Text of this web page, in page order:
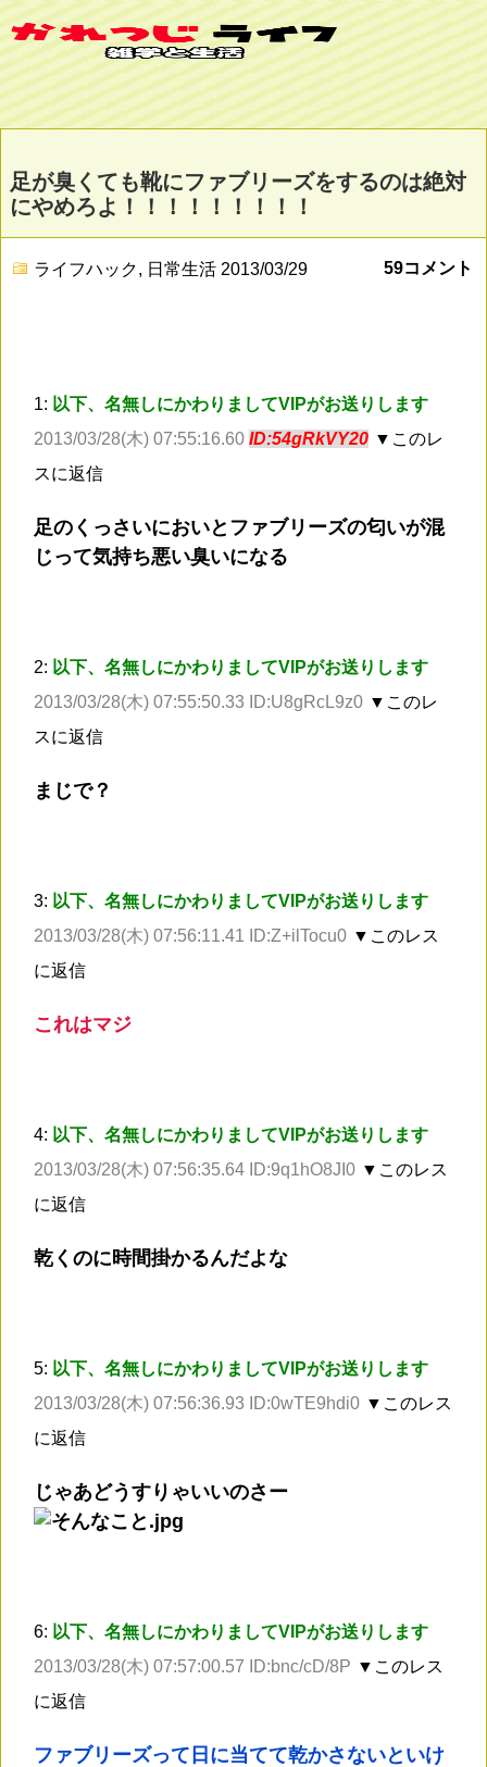
足が臭くても靴にファブリーズをするのは絶対
にやめろよ！！！！！！！！！
ライフハック, 日常生活 2013/03/29 59コメント
1: 以下、名無しにかわりましてVIPがお送りします
2013/03/28(木) 07:55:16.60 ID:54gRkVY20 ▼このレ
スに返信
足のくっさいにおいとファブリーズの匂いが混
じって気持ち悪い臭いになる
2: 以下、名無しにかわりましてVIPがお送りします
2013/03/28(木) 07:55:50.33 ID:U8gRcL9z0 ▼このレ
スに返信
まじで？
3: 以下、名無しにかわりましてVIPがお送りします
2013/03/28(木) 07:56:11.41 ID:Z+ilTocu0 ▼このレス
に返信
これはマジ
4: 以下、名無しにかわりましてVIPがお送りします
2013/03/28(木) 07:56:35.64 ID:9q1hO8JI0 ▼このレス
に返信
乾くのに時間掛かるんだよな
5: 以下、名無しにかわりましてVIPがお送りします
2013/03/28(木) 07:56:36.93 ID:0wTE9hdi0 ▼このレス
に返信
じゃあどうすりゃいいのさー
6: 以下、名無しにかわりましてVIPがお送りします
2013/03/28(木) 07:57:00.57 ID:bnc/cD/8P ▼このレス
に返信
ファブリーズって日に当てて乾かさないといけ